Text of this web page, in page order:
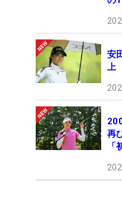
安
上
再